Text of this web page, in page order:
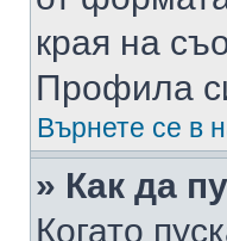
края на
Профила
Върнете се в
» Как да
Когато